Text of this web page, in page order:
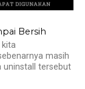
Bersih
kita
masih
uninstall tersebut